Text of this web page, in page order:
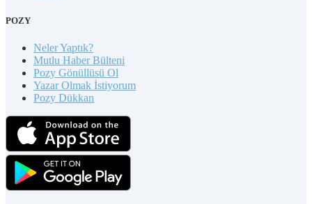
POZY
Neler Yaptık?
Mutlu Haber Bülteni
Pozy Gönüllüsü Ol
Yazar Olmak İstiyorum
Pozy Dükkan